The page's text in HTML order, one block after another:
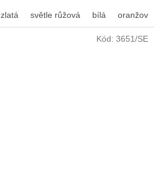
zlatá světle růžová bílá oranžová
Kód: 3651/SE